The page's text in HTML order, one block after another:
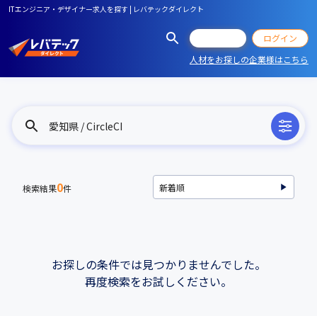
ITエンジニア・デザイナー求人を探す | レバテックダイレクト
ログイン
人材をお探しの企業様はこちら
愛知県 / CircleCI
検索結果0件
お探しの条件では見つかりませんでした。
再度検索をお試しください。